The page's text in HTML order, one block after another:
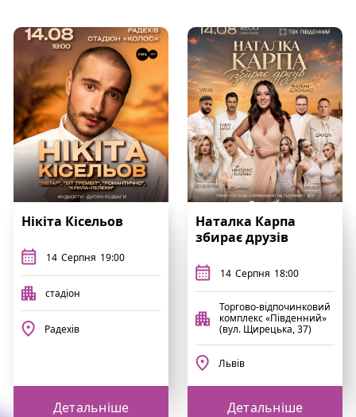
Нікіта Кісельов
14 Серпня 19:00
стадіон
Радехів
Детальніше
Наталка Карпа
збирає друзів
14 Серпня 18:00
Торгово-відпочинковий
комплекс «Південний»
(вул. Щирецька, 37)
Львів
Детальніше